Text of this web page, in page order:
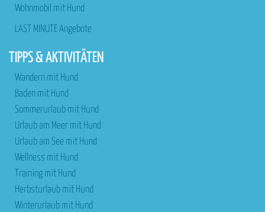
Wohnmobil mit Hund
LAST MINUTE Angebote
TIPPS & AKTIVITÄTEN
Wandern mit Hund
Baden mit Hund
Sommerurlaub mit Hund
Urlaub am Meer mit Hund
Urlaub am See mit Hund
Wellness mit Hund
Training mit Hund
Herbsturlaub mit Hund
Winterurlaub mit Hund